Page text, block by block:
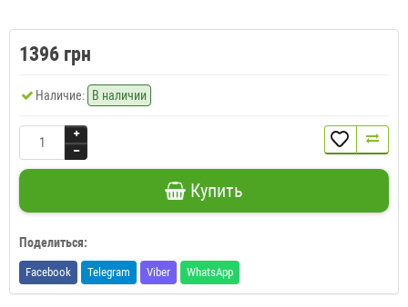
1396 грн
Наличие: В наличии
Купить
Поделиться:
Facebook Telegram Viber WhatsApp